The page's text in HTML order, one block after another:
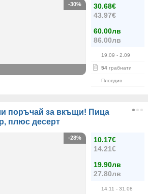
30.68€
43.97€
60.00лв
86.00лв
19.09 - 2.09
54 грабнати
Пловдив
-30%
поръчай за вкъщи! Пица
плюс десерт
10.17€
14.21€
19.90лв
27.80лв
14.11 - 31.08
-28%